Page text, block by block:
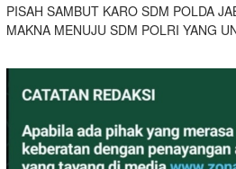
PISAH SAMBUT KARO SDM POLDA
MAKNA MENUJU SDM POLRI YANG